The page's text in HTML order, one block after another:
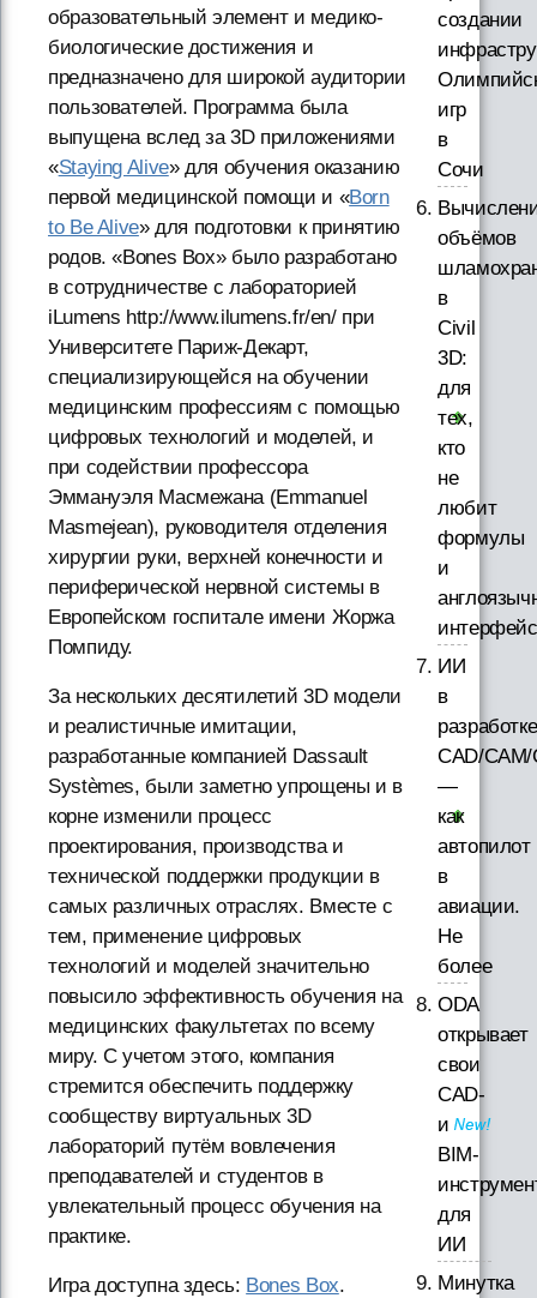
образовательный элемент и медико-
биологические достижения и
предназначено для широкой аудитории
пользователей. Программа была
выпущена вслед за 3D приложениями
«Staying Alive» для обучения оказанию
первой медицинской помощи и «Born
to Be Alive» для подготовки к принятию
родов. «Bones Box» было разработано
в сотрудничестве с лабораторией
iLumens http://www.ilumens.fr/en/ при
Университете Париж-Декарт,
специализирующейся на обучении
медицинским профессиям с помощью
цифровых технологий и моделей, и
при содействии профессора
Эммануэля Масмежана (Emmanuel
Masmejean), руководителя отделения
хирургии руки, верхней конечности и
периферической нервной системы в
Европейском госпитале имени Жоржа
Помпиду.
За нескольких десятилетий 3D модели
и реалистичные имитации,
разработанные компанией Dassault
Systèmes, были заметно упрощены и в
корне изменили процесс
проектирования, производства и
технической поддержки продукции в
самых различных отраслях. Вместе с
тем, применение цифровых
технологий и моделей значительно
повысило эффективность обучения на
медицинских факультетах по всему
миру. С учетом этого, компания
стремится обеспечить поддержку
сообществу виртуальных 3D
лабораторий путём вовлечения
преподавателей и студентов в
увлекательный процесс обучения на
практике.
Игра доступна здесь: Bones Box.
создании
игр
в
Сочи
объёмов
в
Civil
3D:
для
тех,
кто
не
любит
формулы
и
ИИ
в
разработке
CAD/
—
как
автопилот
в
авиации.
Не
более
ODA
открывает
свои
CAD-
и
BIM-
для
ИИ
Минутка